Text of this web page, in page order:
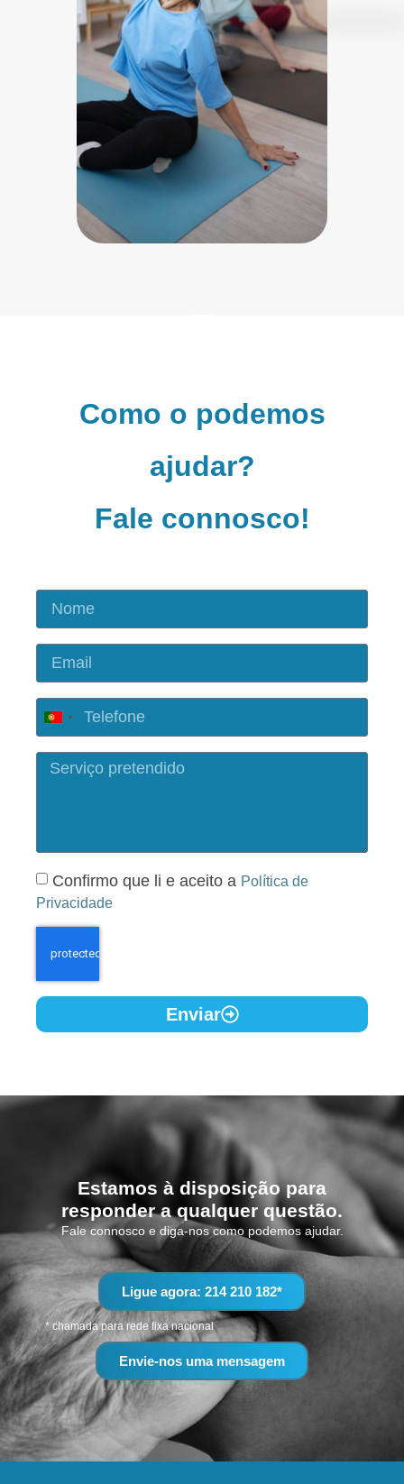
Como o podemos
ajudar?
Fale connosco!
Portugal
Confirmo que li e aceito a Política de
Privacidade
Enviar
Estamos à disposição para
responder a qualquer questão.
Fale connosco e diga-nos como podemos ajudar.
Ligue agora: 214 210 182*
* chamada para rede fixa nacional
Envie-nos uma mensagem